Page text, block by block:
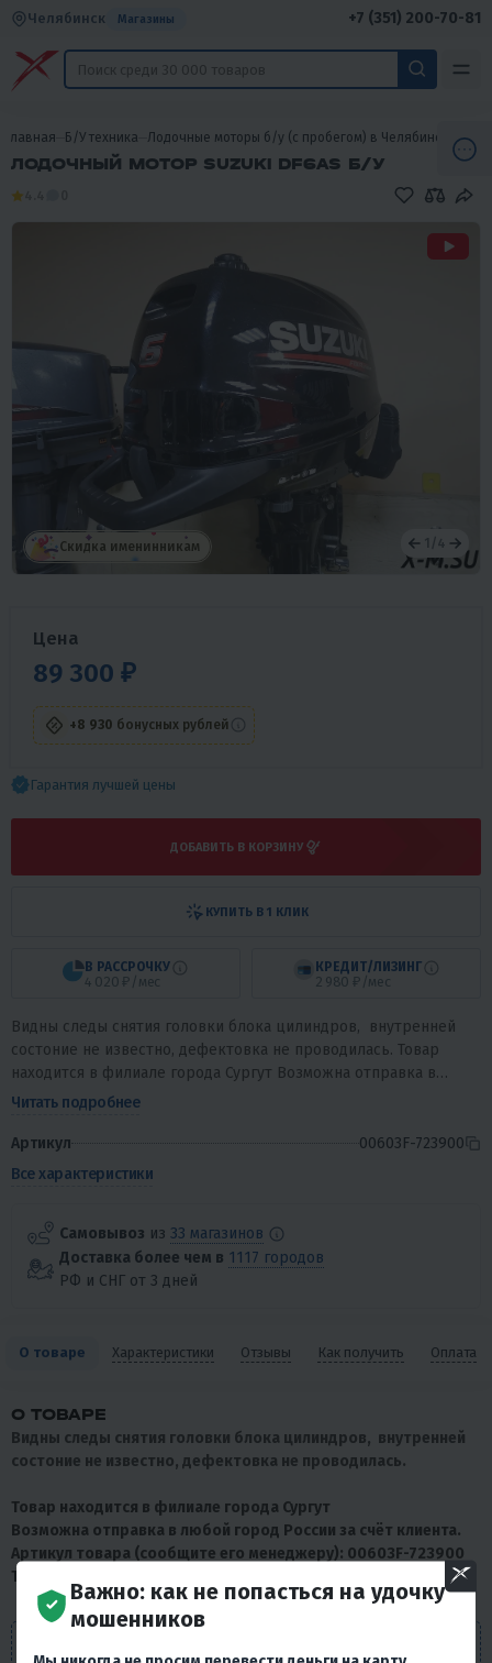
Челябинск Магазины +7 (351) 200-70-81
Главная Б/У техника Лодочные моторы б/у (с пробегом) в Челябинске
ЛОДОЧНЫЙ МОТОР SUZUKI DF6AS Б/У
Скидка именинникам 1 /4
Гарантия лучшей цены
Цена
89 300 ₽
+8 930 бонусных рублей
ДОБАВИТЬ В КОРЗИНУ
В РАССРОЧКУ
4 020 ₽/мес
КРЕДИТ/ЛИЗИНГ
2 980 ₽/мес
КУПИТЬ В 1 КЛИК
Видны следы снятия головки блока цилиндров, внутренней
состоние не известно, дефектовка не проводилась. Товар
находится в филиале города Сургут Возможна отправка в
любой город России за счёт...
Читать подробнее
Артикул
00603F-723900
Все характеристики
Самовывоз из 33 магазинов
Доставка более чем в 1117 городов
РФ и СНГ от 3 дней
О товаре Характеристики Отзывы Как получить Оплата
О ТОВАРЕ
Видны следы снятия головки блока цилиндров, внутренней
состоние не известно, дефектовка не проводилась.
Товар находится в филиале города Сургут
Возможна отправка в любой город России за счёт клиента.
Артикул товара (сообщите его менеджеру): 00603F-723900
Техника Б/У продается без гарантии.
Важно: как не попасться на удочку
мошенников